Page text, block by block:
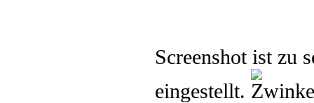
Screenshot ist zu
eingestellt.